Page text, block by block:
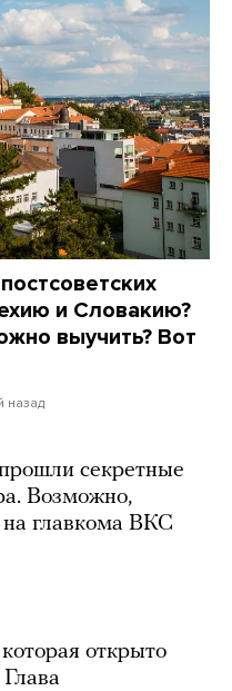
и Словакию?
выучить? Вот
назад
секретные
Возможно,
главкома ВКС
открыто